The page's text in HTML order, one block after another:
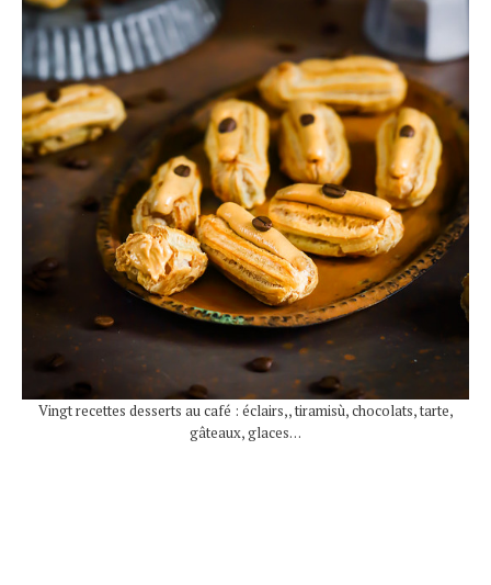
Vingt recettes desserts au café : éclairs,, tiramisù, chocolats, tarte,
gâteaux, glaces…